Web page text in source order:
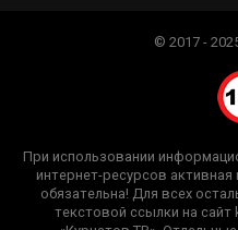
© 2017 -
При использовании
интернет-ресурсов активная
обязательна! Для всех
текстовой ссылки на сайт